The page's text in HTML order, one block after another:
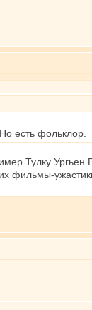
есть фольклор.
Тулку Ургьен
фильмы-